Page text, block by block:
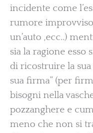
incidente come
rumore
un’auto ,ecc..)
sia la ragione esso
di ricostruire la
sua firma” (per
bisogni nella
pozzanghere e
meno che non si